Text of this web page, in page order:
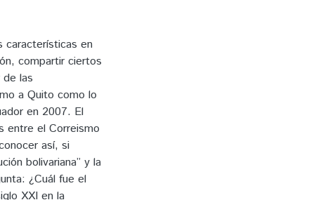
características en
compartir ciertos
las
a Quito como lo
en 2007. El
entre el Correismo
así, si
bolivariana” y la
¿Cuál fue el
XXI en la